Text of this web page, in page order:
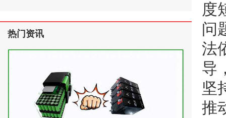
度
问
法
导
坚
推
热门资讯